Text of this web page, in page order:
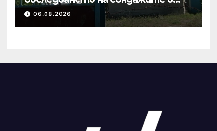
„Мътница“
06.08.2026